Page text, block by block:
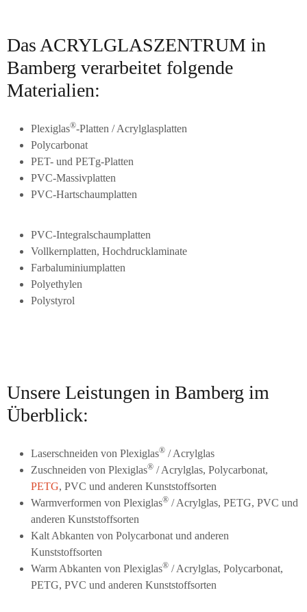
Das ACRYLGLASZENTRUM in
Bamberg verarbeitet folgende
Materialien:
Plexiglas®-Platten / Acrylglasplatten
Polycarbonat
PET- und PETg-Platten
PVC-Massivplatten
PVC-Hartschaumplatten
PVC-Integralschaumplatten
Vollkernplatten, Hochdrucklaminate
Farbaluminiumplatten
Polyethylen
Polystyrol
Unsere Leistungen in Bamberg im
Überblick:
Laserschneiden von Plexiglas® / Acrylglas
Zuschneiden von Plexiglas® / Acrylglas, Polycarbonat,
PETG, PVC und anderen Kunststoffsorten
Warmverformen von Plexiglas® / Acrylglas, PETG, PVC und
anderen Kunststoffsorten
Kalt Abkanten von Polycarbonat und anderen
Kunststoffsorten
Warm Abkanten von Plexiglas® / Acrylglas, Polycarbonat,
PETG, PVC und anderen Kunststoffsorten